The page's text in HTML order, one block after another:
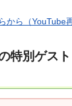
ら（YouTube
特別ゲス